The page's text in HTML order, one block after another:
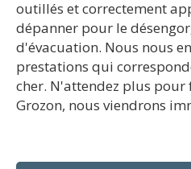
outillés et correctement
dépanner pour le
d'évacuation. Nous nous
prestations qui
cher. N'attendez plus pour
Grozon, nous viendrons